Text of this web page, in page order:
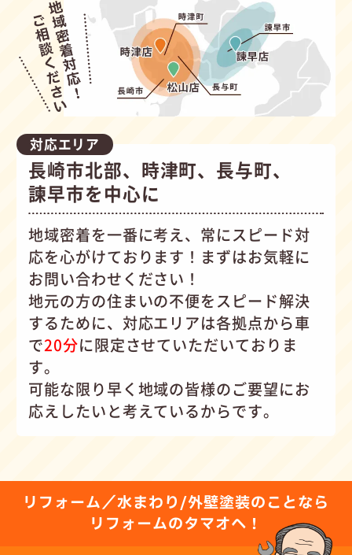
対応エリア
長崎市北部、時津町、長与町、
諫早市を中心に
地域密着を一番に考え、常にスピード対
応を心がけております！まずはお気軽に
お問い合わせください！
地元の方の住まいの不便をスピード解決
するために、対応エリアは各拠点から車
で20分に限定させていただいておりま
す。
可能な限り早く地域の皆様のご要望にお
応えしたいと考えているからです。
リフォーム／水まわり/外壁塗装のことなら
リフォームのタマオへ！